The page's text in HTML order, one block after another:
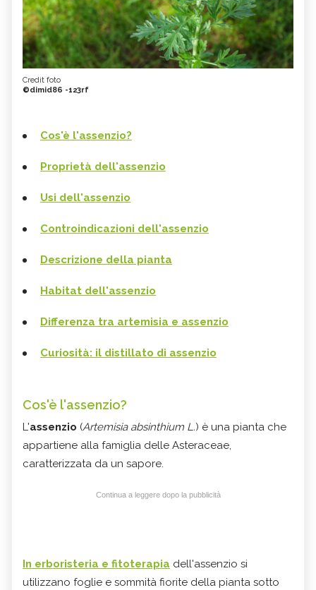
Credit foto
©dimid86 -123rf
Cos'è l'assenzio?
Proprietà dell'assenzio
Usi dell'assenzio
Controindicazioni dell'assenzio
Descrizione della pianta
Habitat dell'assenzio
Differenza tra artemisia e assenzio
Curiosità: il distillato di assenzio
Cos'è l'assenzio?
L'assenzio (Artemisia absinthium L.) è una pianta che
appartiene alla famiglia delle Asteraceae,
caratterizzata da un sapore.
Continua a leggere dopo la pubblicità
In erboristeria e fitoterapia dell'assenzio si
utilizzano foglie e sommità fiorite della pianta sotto